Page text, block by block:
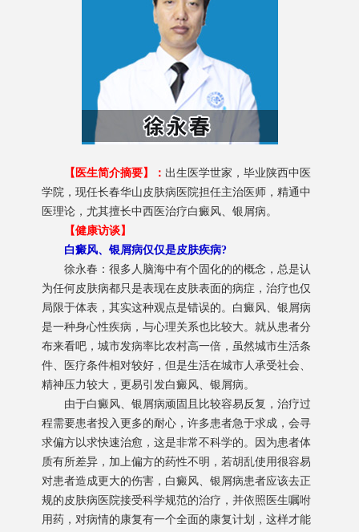
【医生简介摘要】： 出生医学世家，毕业陕西中医
学院，现任长春华山皮肤病医院担任主治医师，精通中
医理论，尤其擅长中西医治疗白癜风、银屑病。
【健康访谈】
白癜风、银屑病仅仅是皮肤疾病?
徐永春：很多人脑海中有个固化的的概念，总是认
为任何皮肤病都只是表现在皮肤表面的病症，治疗也仅
局限于体表，其实这种观点是错误的。白癜风、银屑病
是一种身心性疾病，与心理关系也比较大。就从患者分
布来看吧，城市发病率比农村高一倍，虽然城市生活条
件、医疗条件相对较好，但是生活在城市人承受社会、
精神压力较大，更易引发白癜风、银屑病。
由于白癜风、银屑病顽固且比较容易反复，治疗过
程需要患者投入更多的耐心，许多患者急于求成，会寻
求偏方以求快速治愈，这是非常不科学的。因为患者体
质有所差异，加上偏方的药性不明，若胡乱使用很容易
对患者造成更大的伤害，白癜风、银屑病患者应该去正
规的皮肤病医院接受科学规范的治疗，并依照医生嘱咐
用药，对病情的康复有一个全面的康复计划，这样才能